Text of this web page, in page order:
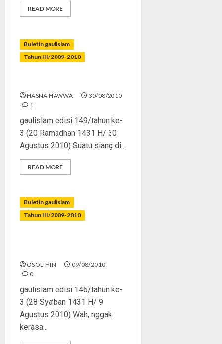
READ MORE
Buletin gaulislam
Tahun III/2009-2010
HASNA HAWWA
30/08/2010
1
gaulislam edisi 149/tahun ke-
3 (20 Ramadhan 1431 H/ 30
Agustus 2010) Suatu siang di...
READ MORE
Buletin gaulislam
Tahun III/2009-2010
OSOLIHIN
09/08/2010
0
gaulislam edisi 146/tahun ke-
3 (28 Sya’ban 1431 H/ 9
Agustus 2010) Wah, nggak
kerasa...